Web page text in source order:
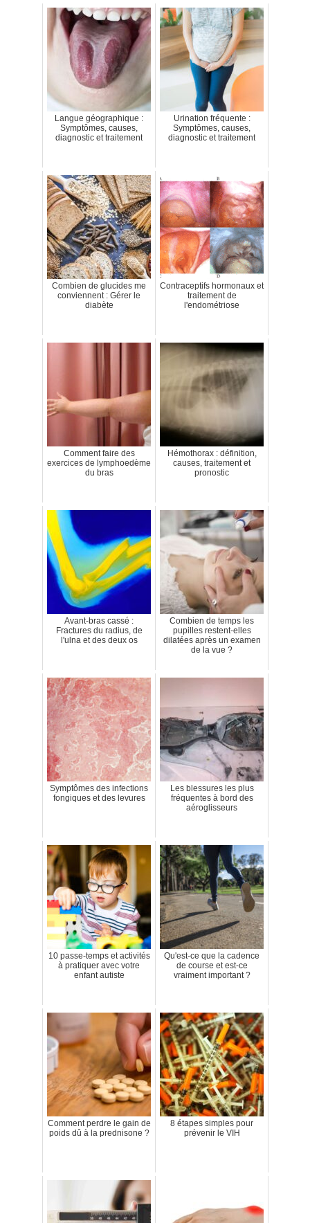
Langue géographique :
Symptômes, causes,
diagnostic et traitement
Urination fréquente :
Symptômes, causes,
diagnostic et traitement
Combien de glucides me
conviennent : Gérer le
diabète
Contraceptifs hormonaux et
traitement de
l'endométriose
Comment faire des
exercices de lymphoedème
du bras
Hémothorax : définition,
causes, traitement et
pronostic
Avant-bras cassé :
Fractures du radius, de
l'ulna et des deux os
Combien de temps les
pupilles restent-elles
dilatées après un examen
de la vue ?
Symptômes des infections
fongiques et des levures
Les blessures les plus
fréquentes à bord des
aéroglisseurs
10 passe-temps et activités
à pratiquer avec votre
enfant autiste
Qu'est-ce que la cadence
de course et est-ce
vraiment important ?
Comment perdre le gain de
poids dû à la prednisone ?
8 étapes simples pour
prévenir le VIH